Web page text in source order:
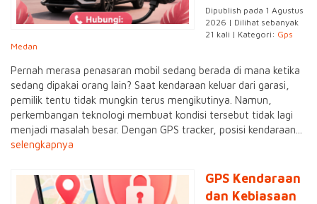
Dipublish pada 1 Agustus
2026 | Dilihat sebanyak
21 kali | Kategori: Gps
Medan
Pernah merasa penasaran mobil sedang berada di mana ketika
sedang dipakai orang lain? Saat kendaraan keluar dari garasi,
pemilik tentu tidak mungkin terus mengikutinya. Namun,
perkembangan teknologi membuat kondisi tersebut tidak lagi
menjadi masalah besar. Dengan GPS tracker, posisi kendaraan...
selengkapnya
GPS Kendaraan
dan Kebiasaan